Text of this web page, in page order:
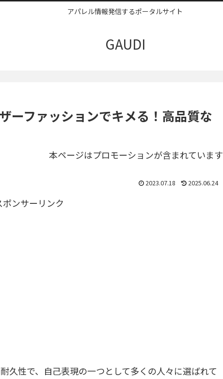
アパレル情報発信するポータルサイト
GAUDI
ーファッションでキメる！高品質な
本ページはプロモーションが含まれています
2023.07.18 2025.06.24
ポンサーリンク
久性で、自己表現の一つとして多くの人々に選ばれて